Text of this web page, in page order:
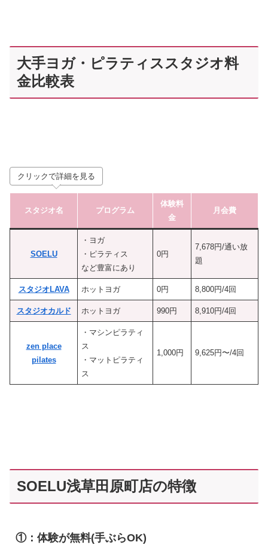
大手ヨガ・ピラティススタジオ料
金比較表
クリックで詳細を見る
スタジオ名 プログラム
体験料
金
月会費
SOELU
・ヨガ
・ピラティス
など豊富にあり
0円
7,678円/通い放
題
スタジオLAVA ホットヨガ 0円 8,800円/4回
スタジオカルド ホットヨガ 990円 8,910円/4回
zen place
pilates
・マシンピラティ
ス
・マットピラティ
ス
1,000円 9,625円〜/4回
SOELU浅草田原町店の特徴
①：体験が無料(手ぶらOK)